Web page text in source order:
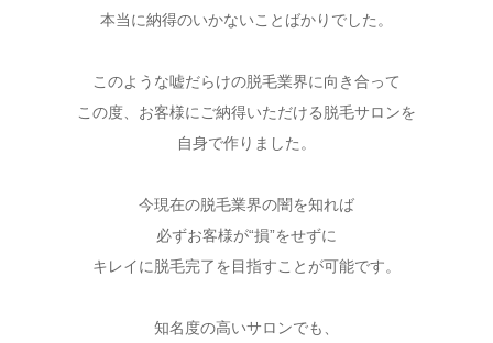
本当に納得のいかないことばかりでした。
このような嘘だらけの脱毛業界に向き合って
この度、お客様にご納得いただける脱毛サロンを
自身で作りました。
今現在の脱毛業界の闇を知れば
必ずお客様が“損”をせずに
キレイに脱毛完了を目指すことが可能です。
知名度の高いサロンでも、